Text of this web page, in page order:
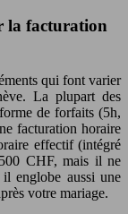
la facturation
qui font varier
La plupart des
de forfaits (5h,
facturation horaire
effectif (intégré
CHF, mais il ne
englobe aussi une
votre mariage.